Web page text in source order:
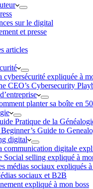
sur le digital
et presse
articles
cybersécurité expliquée à
CEO’s Cybersecurity
planter sa boîte en
Pratique de la
Guide to
digital
communication digitale
Social selling expliqué à
médias sociaux expliqués
sociaux et B2B
expliqué à mon boss